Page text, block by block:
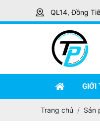
QL14, Đồng
GIỚI
Trang chủ Sản